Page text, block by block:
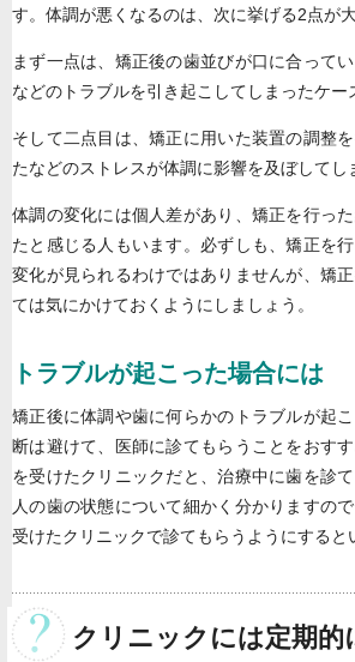
す。体調が悪くなるのは、次に挙げる2点が
まず一点は、矯正後の歯並びが口に合って
などのトラブルを引き起こしてしまったケー
そして二点目は、矯正に用いた装置の調整
たなどのストレスが体調に影響を及ぼしてし
体調の変化には個人差があり、矯正を行っ
たと感じる人もいます。必ずしも、矯正を
変化が見られるわけではありませんが、矯
ては気にかけておくようにしましょう。
トラブルが起こった場合には
矯正後に体調や歯に何らかのトラブルが起
断は避けて、医師に診てもらうことをおす
を受けたクリニックだと、治療中に歯を診
人の歯の状態について細かく分かりますの
受けたクリニックで診てもらうようにすると
クリニックには定期的